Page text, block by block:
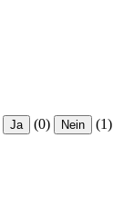
Ja (0) Nein (1)